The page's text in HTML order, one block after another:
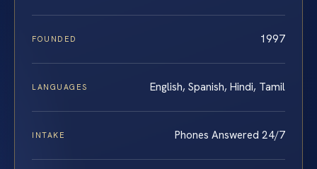
FOUNDED 1997
LANGUAGES English, Spanish, Hindi, Tamil
INTAKE Phones Answered 24/7